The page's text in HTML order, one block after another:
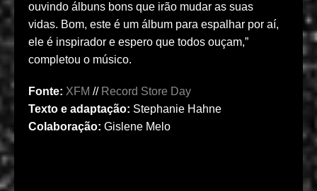
ouvindo álbuns bons que irão mudar as suas
vidas. Bom, este é um álbum para espalhar por aí,
ele é inspirador e espero que todos ouçam,”
completou o músico.
Fonte: XFM // Record Store Day
Texto e adaptação: Stephanie Hahne
Colaboração: Gislene Melo